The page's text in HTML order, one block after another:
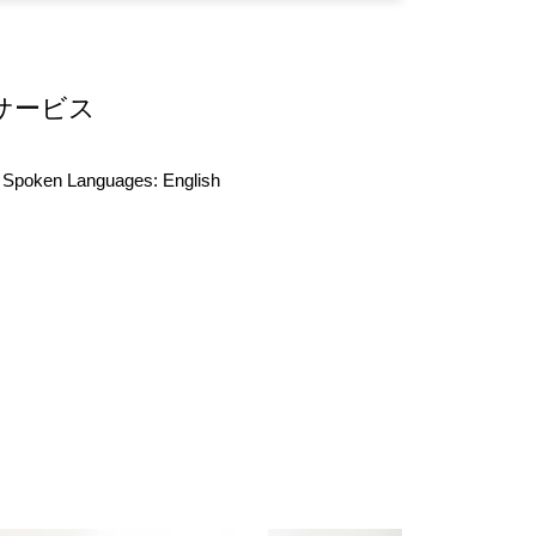
ービス
Spoken Languages: English